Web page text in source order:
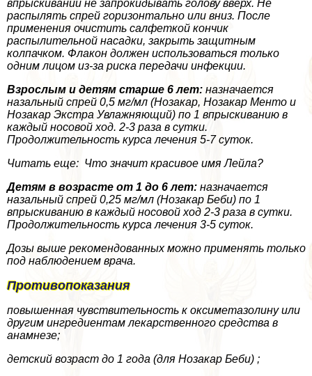
впрыскивании не запрокидывать голову вверх. Не
распылять спрей горизонтально или вниз. После
применения очистить салфеткой кончик
распылительной насадки, закрыть защитным
колпачком. Флакон должен использоваться только
одним лицом из-за риска передачи инфекции.
Взрослым и детям старше 6 лет: назначается
назальный спрей 0,5 мг/мл (Нозакар, Нозакар Менто и
Нозакар Экстра Увлажняющий) по 1 впрыскиванию в
каждый носовой ход. 2-3 раза в сутки.
Продолжительность курса лечения 5-7 суток.
Читать еще: Что значит красивое имя Лейла?
Детям в возрасте от 1 до 6 лет: назначается
назальный спрей 0,25 мг/мл (Нозакар Беби) по 1
впрыскиванию в каждый носовой ход 2-3 раза в сутки.
Продолжительность курса лечения 3-5 суток.
Дозы выше рекомендованных можно применять только
под наблюдением врача.
Противопоказания
повышенная чувствительность к оксиметазолину или
другим ингредиентам лекарственного средства в
анамнезе;
детский возраст до 1 года (для Нозакар Беби) ;